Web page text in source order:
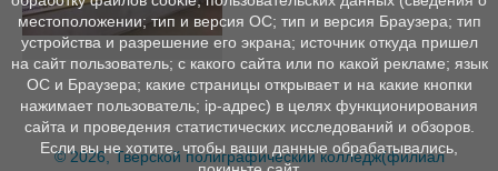
© 2026, Тверской полиграфический колледж(филиал
местоположении; тип и версия ОС; тип и версия Браузера; тип
устройства и разрешение его экрана; источник откуда пришел
на сайт пользователь; с какого сайта или по какой рекламе; язык
ОС и Браузера; какие страницы открывает и на какие кнопки
нажимает пользователь; ip-адрес) в целях функционирования
сайта и проведения статистических исследований и обзоров.
Если вы не хотите, чтобы ваши данные обрабатывались,